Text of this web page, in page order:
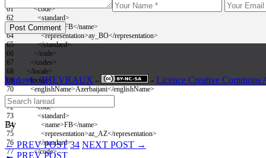
61
62
63
64
65
66
67
68
69
70
71
72
73
74
75
76
77
<code>
<standard>
<name> FB</name>
<representation>ay_BO</representation>
</standard>
</code>
</codes>
</locale>
<locale>
<englishName>Azerbaijani</englishName>
<codes>
<code>
<standard>
<name>FB</name>
<representation>az_AZ</representation>
</standard>
</code>
Ludovic CHEVRAUX - - Licence Creative Commons
By
← PREV POST 34 NEXT POST →
← PREV POST